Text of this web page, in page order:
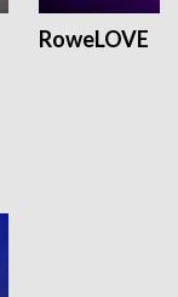
RoweLOVE